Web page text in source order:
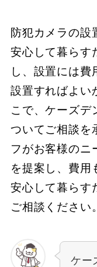
防犯カメラの設
安心して暮らす
し、設置には費
設置すればよい
こで、ケーズデ
ついてご相談を
フがお客様のニ
を提案し、費用
安心して暮らす
ご相談ください。
ケー